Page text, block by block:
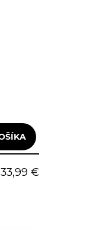
33,99 €